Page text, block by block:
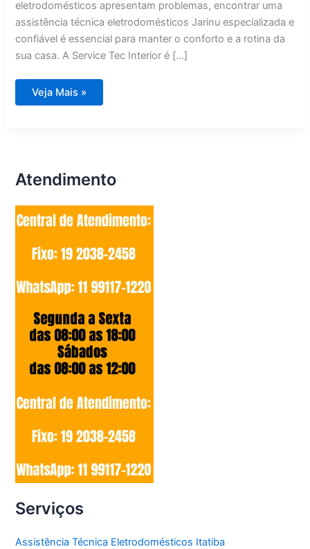
eletrodomésticos apresentam problemas, encontrar uma
assistência técnica eletrodomésticos Jarinu especializada e
confiável é essencial para manter o conforto e a rotina da
sua casa. A Service Tec Interior é […]
Assistência
Técnica
Veja Mais »
Atendimento
Serviços
Assistência Técnica Eletrodomésticos Itatiba